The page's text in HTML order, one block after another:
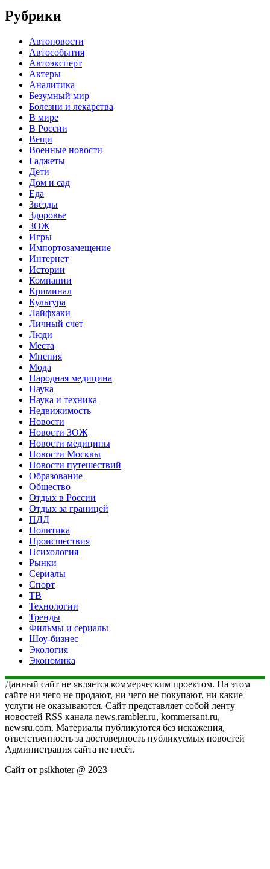
Рубрики
Автоновости
Автособытия
Автоэксперт
Актеры
Аналитика
Безумный мир
Болезни и лекарства
В мире
В России
Вещи
Военные новости
Гаджеты
Дети
Дом и сад
Еда
Звёзды
Здоровье
ЗОЖ
Игры
Импортозамещение
Интернет
Истории
Компании
Криминал
Культура
Лайфхаки
Личный счет
Люди
Места
Мнения
Мода
Народная медицина
Наука
Наука и техника
Недвижимость
Новости
Новости ЗОЖ
Новости медицины
Новости Москвы
Новости путешествий
Образование
Общество
Отдых в России
Отдых за границей
ПДД
Политика
Происшествия
Психология
Рынки
Сериалы
Спорт
ТВ
Технологии
Тренды
Фильмы и сериалы
Шоу-бизнес
Экология
Экономика
Данный сайт не является коммерческим проектом. На этом
сайте ни чего не продают, ни чего не покупают, ни какие
услуги не оказываются. Сайт представляет собой ленту
новостей RSS канала news.rambler.ru, kommersant.ru,
newsru.com. Материалы публикуются без искажения,
ответственность за достоверность публикуемых новостей
Администрация сайта не несёт.
Сайт от psikhoter @ 2023